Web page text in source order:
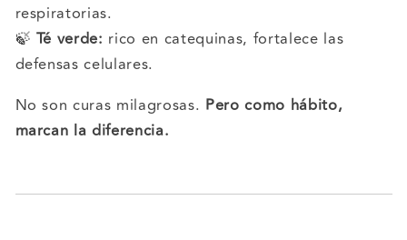
respiratorias.
🍃 Té verde: rico en catequinas, fortalece las
defensas celulares.
No son curas milagrosas. Pero como hábito,
marcan la diferencia.